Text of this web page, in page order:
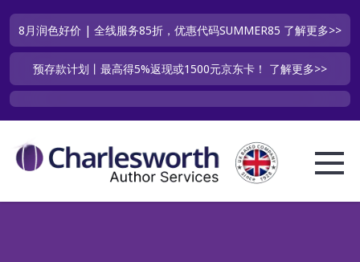
8月润色好价 | 全线服务85折，优惠代码SUMMER85 了解更多>>
预存款计划丨最高得5%返现或1500元京东卡！ 了解更多>>